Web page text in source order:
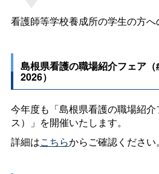
看護師等学校養成所の学生の方へ
島根県看護の職場紹介フェア
2026）
今年度も「島根県看護の職場紹
ス）」を開催いたします。
詳細はこちらからご確認ください。